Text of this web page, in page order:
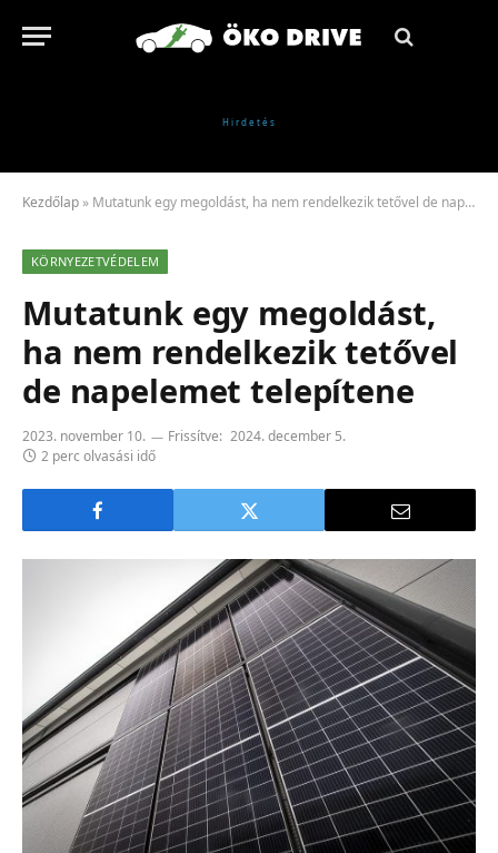
Kezdőlap » Mutatunk egy megoldást, ha nem rendelkezik tetővel de napelemet telepítene
KÖRNYEZETVÉDELEM
Mutatunk egy megoldást,
ha nem rendelkezik tetővel
de napelemet telepítene
2023. november 10. Frissítve: 2024. december 5.
2 perc olvasási idő